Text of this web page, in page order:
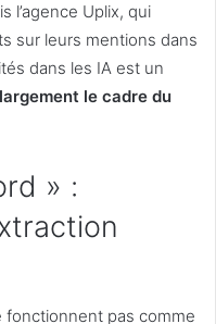
l’agence Uplix, qui
sur leurs mentions dans
dans les IA est un
le cadre du
» :
fonctionnent pas comme